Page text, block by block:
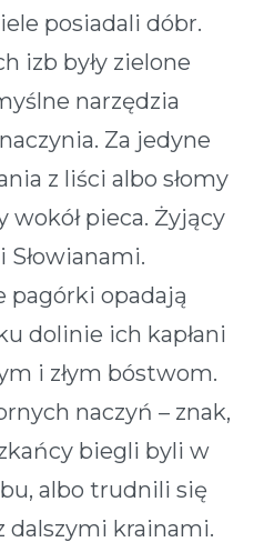
posiadali dóbr.
izb były zielone
narzędzia
Za jedyne
z liści albo słomy
wokół pieca. Żyjący
pagórki opadają
dolinie ich kapłani
i złym bóstwom.
naczyń – znak,
biegli byli w
albo trudnili się
dalszymi krainami.